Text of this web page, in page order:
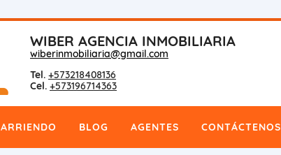
WIBER AGENCIA INMOBILIARIA
wiberinmobiliaria@gmail.com
Tel. +573218408136
Cel. +573196714363
ARRIENDO BLOG AGENTES CONTÁCTENOS